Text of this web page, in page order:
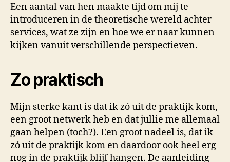
Een aantal van hen maakte tijd om mij te
introduceren in de theoretische wereld achter
services, wat ze zijn en hoe we er naar kunnen
kijken vanuit verschillende perspectieven.
Zo praktisch
Mijn sterke kant is dat ik zó uit de praktijk kom,
een groot netwerk heb en dat jullie me allemaal
gaan helpen (toch?). Een groot nadeel is, dat ik
zó uit de praktijk kom en daardoor ook heel erg
nog in de praktijk blijf hangen. De aanleiding